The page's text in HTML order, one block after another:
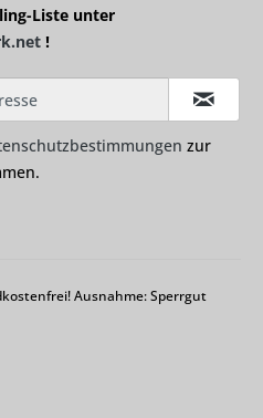
Liste unter
!
zur
Ausnahme: Sperrgut